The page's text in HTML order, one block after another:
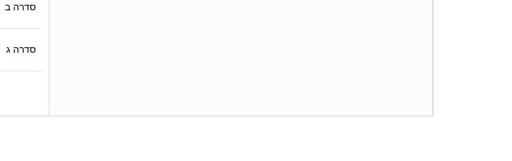
סדרה ב
סדרה ג